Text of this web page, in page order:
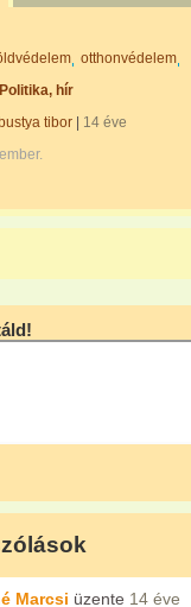
otthonvédelem
Politika, hír
bustya tibor
14 éve
Marcsi üzente 14 éve